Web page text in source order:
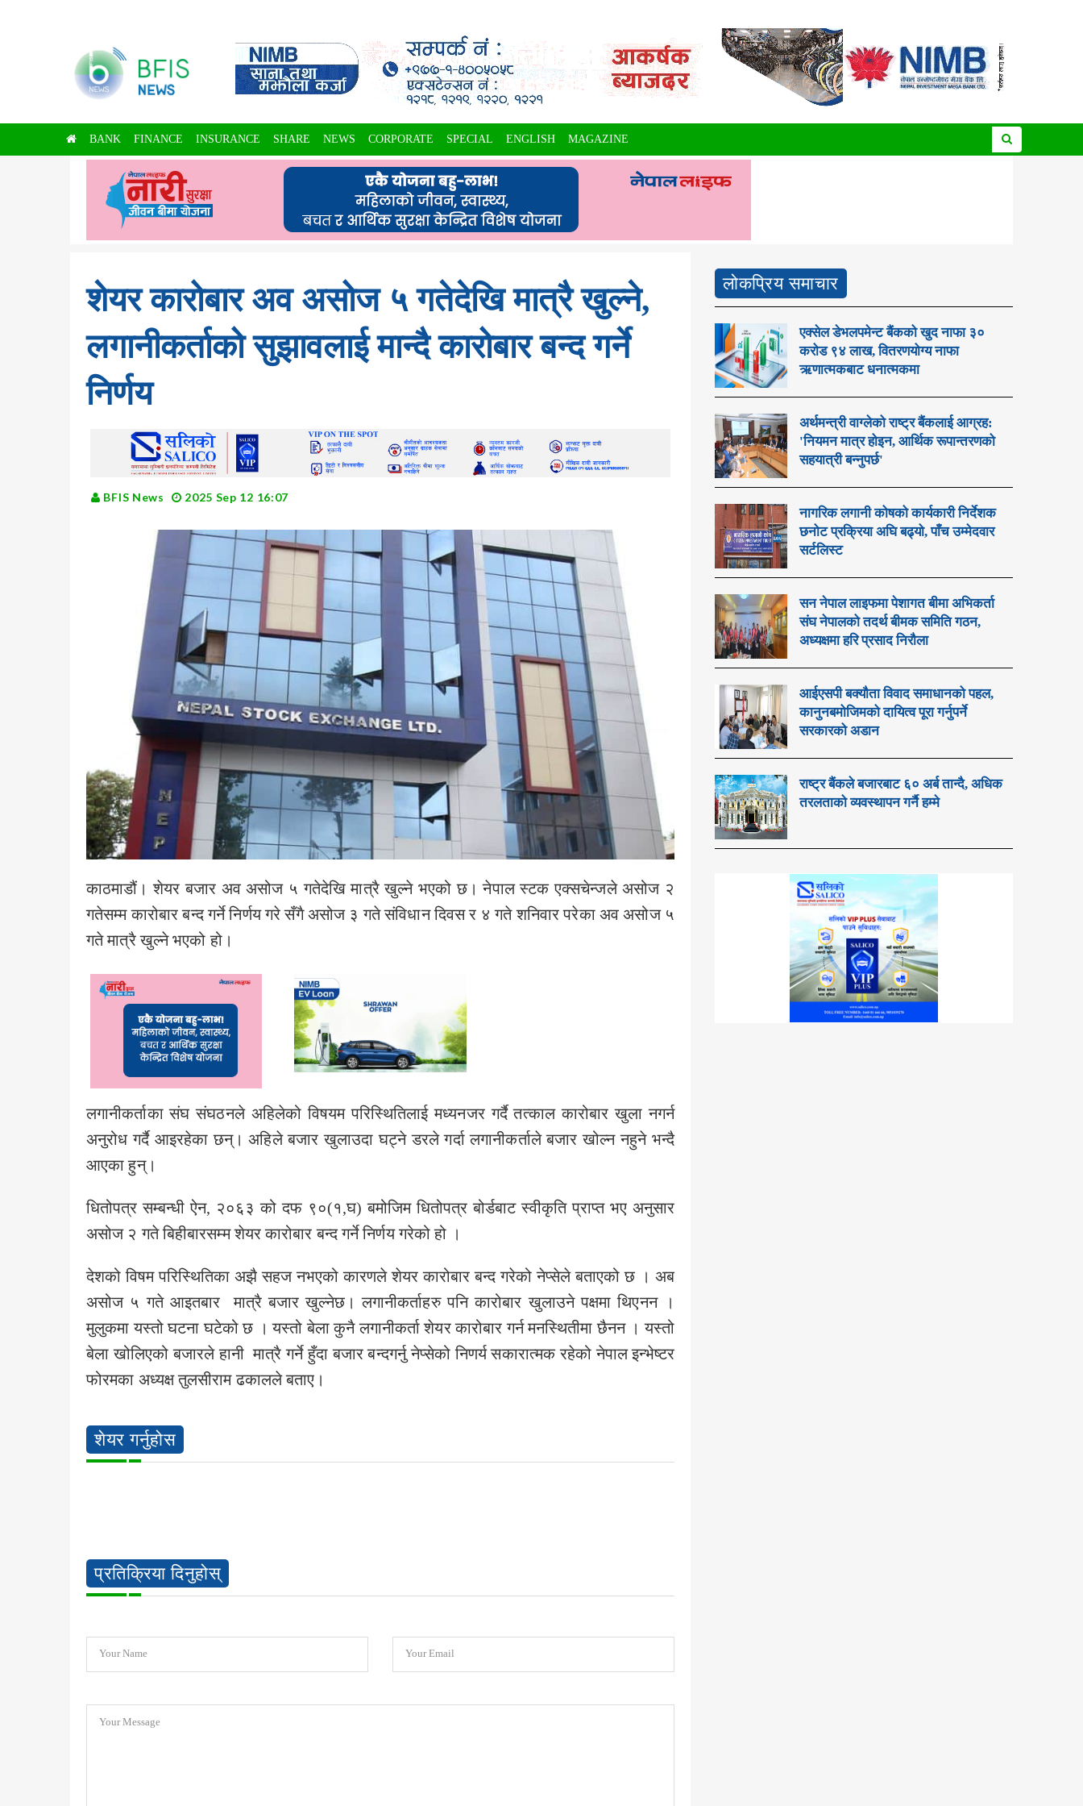
BANK FINANCE INSURANCE SHARE NEWS CORPORATE SPECIAL ENGLISH MAGAZINE
शेयर कारोबार अव असोज ५ गतेदेखि मात्रै खुल्ने,
लगानीकर्ताको सुझावलाई मान्दै कारोबार बन्द गर्ने
निर्णय
BFIS News 2025 Sep 12 16:07
काठमाडौं। शेयर बजार अव असोज ५ गतेदेखि मात्रै खुल्ने भएको छ। नेपाल स्टक एक्सचेन्जले असोज २
गतेसम्म कारोबार बन्द गर्ने निर्णय गरे सँगै असोज ३ गते संविधान दिवस र ४ गते शनिवार परेका अव असोज ५
गते मात्रै खुल्ने भएको हो।
लगानीकर्ताका संघ संघठनले अहिलेको विषयम परिस्थितिलाई मध्यनजर गर्दै तत्काल कारोबार खुला नगर्न
अनुरोध गर्दै आइरहेका छन्। अहिले बजार खुलाउदा घट्ने डरले गर्दा लगानीकर्ताले बजार खोल्न नहुने भन्दै
आएका हुन्।
धितोपत्र सम्बन्धी ऐन, २०६३ को दफ ९०(१,घ) बमोजिम धितोपत्र बोर्डबाट स्वीकृति प्राप्त भए अनुसार
असोज २ गते बिहीबारसम्म शेयर कारोबार बन्द गर्ने निर्णय गरेको हो ।
देशको विषम परिस्थितिका अझै सहज नभएको कारणले शेयर कारोबार बन्द गरेको नेप्सेले बताएको छ । अब
असोज ५ गते आइतबार मात्रै बजार खुल्नेछ। लगानीकर्ताहरु पनि कारोबार खुलाउने पक्षमा थिएनन ।
मुलुकमा यस्तो घटना घटेको छ । यस्तो बेला कुनै लगानीकर्ता शेयर कारोबार गर्न मनस्थितीमा छैनन । यस्तो
बेला खोलिएको बजारले हानी मात्रै गर्ने हुँदा बजार बन्दगर्नु नेप्सेको निणर्य सकारात्मक रहेको नेपाल इन्भेष्टर
फोरमका अध्यक्ष तुलसीराम ढकालले बताए।
शेयर गर्नुहोस
प्रतिक्रिया दिनुहोस्
Your Name Your Email
Your Message
लोकप्रिय समाचार
एक्सेल डेभलपमेन्ट बैंकको खुद नाफा ३०
करोड ९४ लाख, वितरणयोग्य नाफा
ऋणात्मकबाट धनात्मकमा
अर्थमन्त्री वाग्लेको राष्ट्र बैंकलाई आग्रह:
'नियमन मात्र होइन, आर्थिक रूपान्तरणको
सहयात्री बन्नुपर्छ'
नागरिक लगानी कोषको कार्यकारी निर्देशक
छनोट प्रक्रिया अघि बढ्यो, पाँच उम्मेदवार
सर्टलिस्ट
सन नेपाल लाइफमा पेशागत बीमा अभिकर्ता
संघ नेपालको तदर्थ बीमक समिति गठन,
अध्यक्षमा हरि प्रसाद निरौला
आईएसपी बक्यौता विवाद समाधानको पहल,
कानुनबमोजिमको दायित्व पूरा गर्नुपर्ने
सरकारको अडान
राष्ट्र बैंकले बजारबाट ६० अर्ब तान्दै, अधिक
तरलताको व्यवस्थापन गर्नै हम्मे